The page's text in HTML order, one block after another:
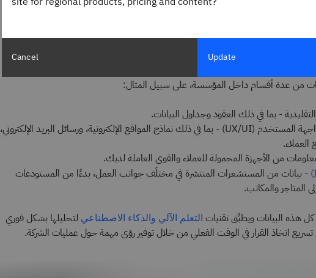
تخطيط موارد المؤسسات (ERP)
وغيرها من تطبيقات الأعمال، ويمكن
أو السحابية أو كليهما ضمن نظام
- بما في ذلك العقود وجداول البيانات.
تجربة المستخدم وواجهة المستخدم (UX/UI) - بما في ذلك نماذج المواقع الإلكترونية، ورسائل البريد الإلكتروني،
العملاء.
من الأجهزة المحمولة للعملاء والقوى العاملة لديك.
- بيانات من المستشعرات المنتشرة في مختلَف جوانب العمل، بدءًا من المستودعات
المتاجر والمكاتب.
التعلم الآلي والذكاء الاصطناعي لتحليلها بشكل فوري
اتخاذ القرار في الوقت الفعلي من خلال توفير رؤى مهمة حول عمليات الشركة.
Cancel Update